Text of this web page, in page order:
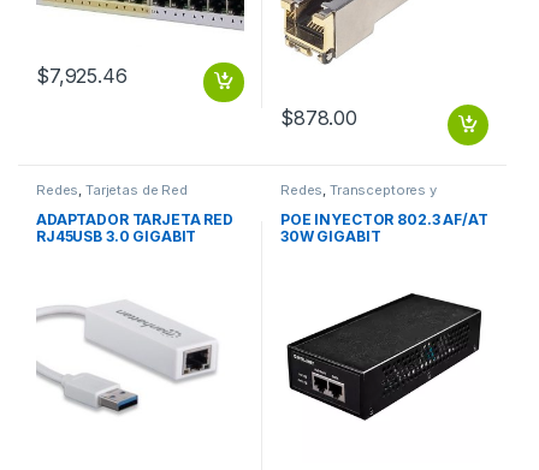
$7,925.46
$878.00
Redes ,Tarjetas de Red
ADAPTADOR TARJETA RED
RJ45USB 3.0 GIGABIT
Redes ,Transceptores y
Convertidores
POE INYECTOR 802.3 AF/AT
30W GIGABIT